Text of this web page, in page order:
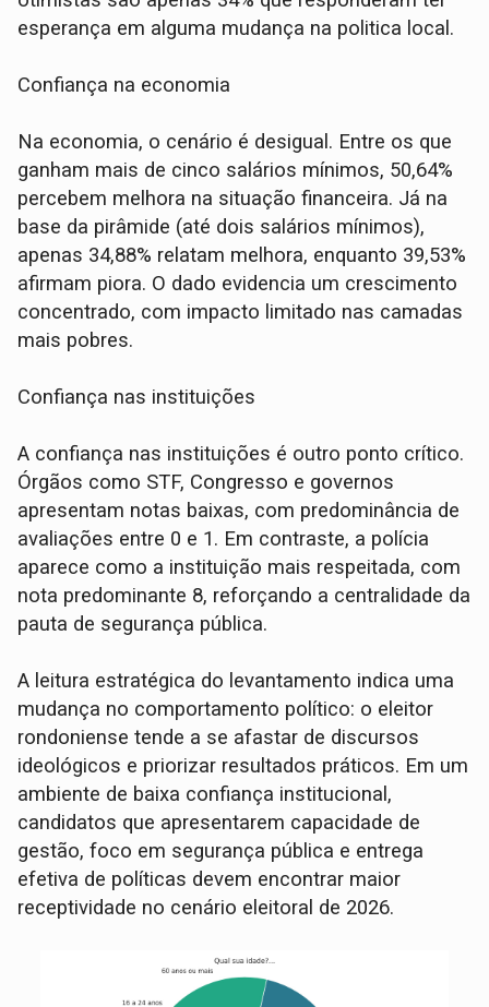
esperança em alguma mudança na politica local.
Confiança na economia
Na economia, o cenário é desigual. Entre os que
ganham mais de cinco salários mínimos, 50,64%
percebem melhora na situação financeira. Já na
base da pirâmide (até dois salários mínimos),
apenas 34,88% relatam melhora, enquanto 39,53%
afirmam piora. O dado evidencia um crescimento
concentrado, com impacto limitado nas camadas
mais pobres.
Confiança nas instituições
A confiança nas instituições é outro ponto crítico.
Órgãos como STF, Congresso e governos
apresentam notas baixas, com predominância de
avaliações entre 0 e 1. Em contraste, a polícia
aparece como a instituição mais respeitada, com
nota predominante 8, reforçando a centralidade da
pauta de segurança pública.
A leitura estratégica do levantamento indica uma
mudança no comportamento político: o eleitor
rondoniense tende a se afastar de discursos
ideológicos e priorizar resultados práticos. Em um
ambiente de baixa confiança institucional,
candidatos que apresentarem capacidade de
gestão, foco em segurança pública e entrega
efetiva de políticas devem encontrar maior
receptividade no cenário eleitoral de 2026.